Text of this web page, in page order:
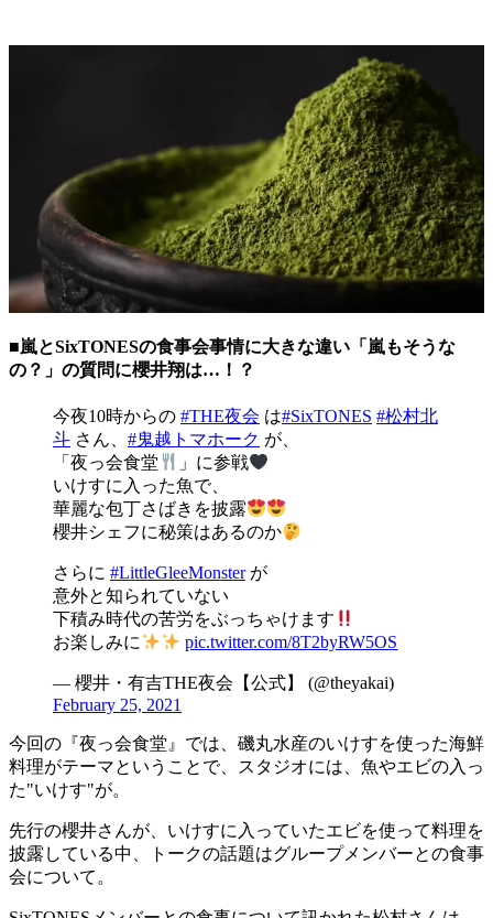
■嵐とSixTONESの食事会事情に大きな違い「嵐もそうな
の？」の質問に櫻井翔は…！？
今夜10時からの #THE夜会 は#SixTONES #松村北
斗 さん、 #鬼越トマホーク が、
「夜っ会食堂
」に参戦
いけすに入った魚で、
華麗な包丁さばきを披露
櫻井シェフに秘策はあるのか
さらに #LittleGleeMonsterが
意外と知られていない
下積み時代の苦労をぶっちゃけます
お楽しみに
pic.twitter.com/8T2byRW5OS
— 櫻井・有吉THE夜会【公式】 (@theyakai)
February 25, 2021
今回の『夜っ会食堂』では、磯丸水産のいけすを使った海鮮
料理がテーマということで、スタジオには、魚やエビの入っ
た"いけす"が。
先行の櫻井さんが、いけすに入っていたエビを使って料理を
披露している中、トークの話題はグループメンバーとの食事
会について。